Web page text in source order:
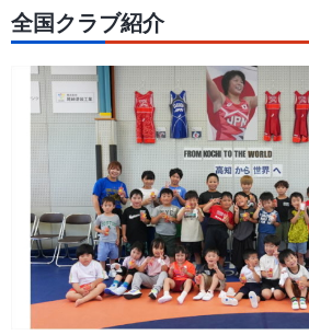
全国クラブ紹介